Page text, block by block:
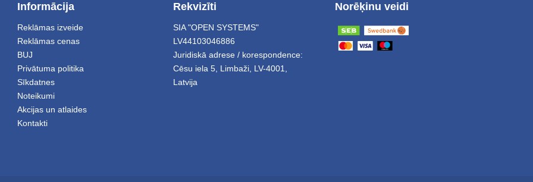
Informācija
Reklāmas izveide
Reklāmas cenas
BUJ
Privātuma politika
Sīkdatnes
Noteikumi
Akcijas un atlaides
Kontakti
Rekvizīti
SIA "OPEN SYSTEMS"
LV44103046886
Juridiskā adrese / korespondence:
Cēsu iela 5, Limbaži, LV-4001,
Latvija
Norēķinu veidi